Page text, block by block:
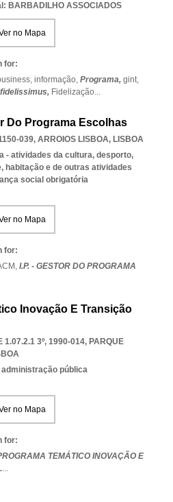
BARBADILHO ASSOCIADOS
no Mapa
for:
informação, Programa, gint,
Fidelização...
Do Programa Escolhas
039, ARROIOS LISBOA, LISBOA
- atividades da cultura, desporto,
habitação e de outras atividades
social obrigatória
no Mapa
for:
I.P. - GESTOR DO PROGRAMA
Inovação E Transição
1.07.2.1 3º, 1990-014, PARQUE
pública
no Mapa
for:
TEMÁTICO INOVAÇÃO E
...